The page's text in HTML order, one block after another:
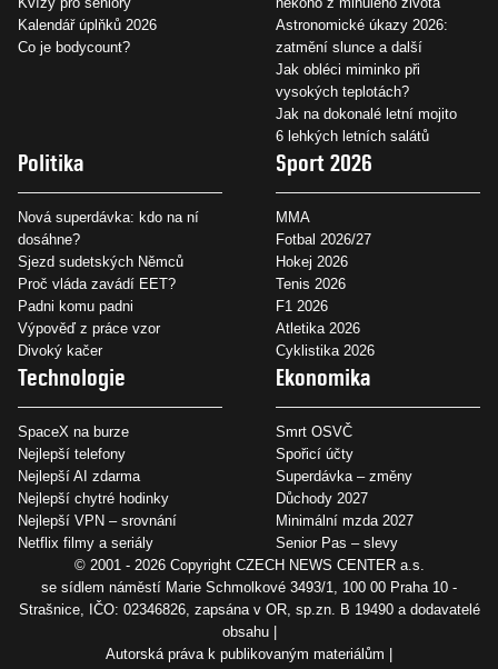
Kalendář úplňků 2026
Co je bodycount?
Astronomické úkazy 2026:
zatmění slunce a další
Jak obléci miminko při
vysokých teplotách?
Jak na dokonalé letní mojito
6 lehkých letních salátů
Politika
Nová superdávka: kdo na ní
dosáhne?
Sjezd sudetských Němců
Proč vláda zavádí EET?
Padni komu padni
Výpověď z práce vzor
Divoký kačer
Sport 2026
MMA
Fotbal 2026/27
Hokej 2026
Tenis 2026
F1 2026
Atletika 2026
Cyklistika 2026
Technologie
SpaceX na burze
Nejlepší telefony
Nejlepší AI zdarma
Nejlepší chytré hodinky
Nejlepší VPN – srovnání
Netflix filmy a seriály
Ekonomika
Smrt OSVČ
Spořicí účty
Superdávka – změny
Důchody 2027
Minimální mzda 2027
Senior Pas – slevy
© 2001 - 2026 Copyright CZECH NEWS CENTER a.s.
se sídlem náměstí Marie Schmolkové 3493/1, 100 00 Praha 10 -
Strašnice, IČO: 02346826, zapsána v OR, sp.zn. B 19490 a dodavatelé
obsahu
Autorská práva k publikovaným materiálům